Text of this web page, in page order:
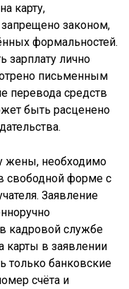
карту,
законом,
формальностей.
зарплату лично
письменным
перевода средств
быть расценено
жены, необходимо
свободной форме с
Заявление
в кадровой службе
карты в заявлении
только банковские
счёта и